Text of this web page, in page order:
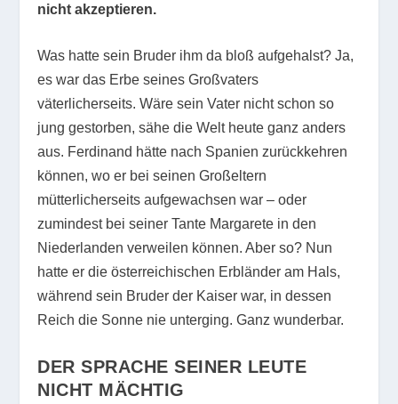
nicht akzeptieren.
Was hatte sein Bruder ihm da bloß aufgehalst? Ja,
es war das Erbe seines Großvaters
väterlicherseits. Wäre sein Vater nicht schon so
jung gestorben, sähe die Welt heute ganz anders
aus. Ferdinand hätte nach Spanien zurückkehren
können, wo er bei seinen Großeltern
mütterlicherseits aufgewachsen war – oder
zumindest bei seiner Tante Margarete in den
Niederlanden verweilen können. Aber so? Nun
hatte er die österreichischen Erbländer am Hals,
während sein Bruder der Kaiser war, in dessen
Reich die Sonne nie unterging. Ganz wunderbar.
DER SPRACHE SEINER LEUTE
NICHT MÄCHTIG